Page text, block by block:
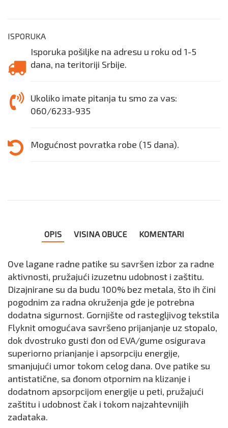
ISPORUKA
Isporuka pošiljke na adresu u roku od 1-5
dana, na teritoriji Srbije.
Ukoliko imate pitanja tu smo za vas:
060/6233-935
Mogućnost povratka robe (15 dana).
OPIS VISINA OBUCE KOMENTARI
Ove lagane radne patike su savršen izbor za radne
aktivnosti, pružajući izuzetnu udobnost i zaštitu.
Dizajnirane su da budu 100% bez metala, što ih čini
pogodnim za radna okruženja gde je potrebna
dodatna sigurnost. Gornjište od rastegljivog tekstila
Flyknit omogućava savršeno prijanjanje uz stopalo,
dok dvostruko gusti đon od EVA/gume osigurava
superiorno prianjanje i apsorpciju energije,
smanjujući umor tokom celog dana. Ove patike su
antistatične, sa đonom otpornim na klizanje i
dodatnom apsorpcijom energije u peti, pružajući
zaštitu i udobnost čak i tokom najzahtevnijih
zadataka.